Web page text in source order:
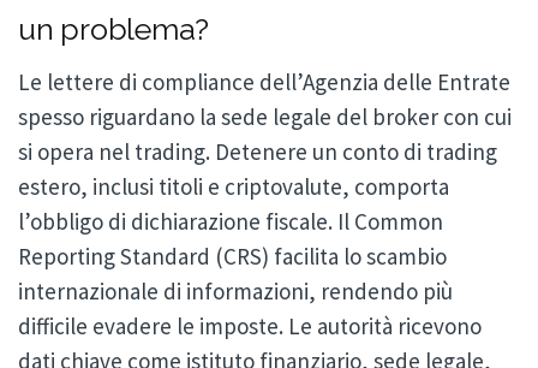
un problema?
Le lettere di compliance dell’Agenzia delle Entrate
spesso riguardano la sede legale del broker con cui
si opera nel trading. Detenere un conto di trading
estero, inclusi titoli e criptovalute, comporta
l’obbligo di dichiarazione fiscale. Il Common
Reporting Standard (CRS) facilita lo scambio
internazionale di informazioni, rendendo più
difficile evadere le imposte. Le autorità ricevono
dati chiave come istituto finanziario, sede legale,